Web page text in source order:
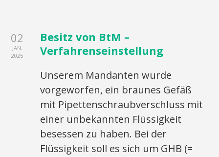
02
JAN.
2025
Besitz von BtM –
Verfahrenseinstellung
Unserem Mandanten wurde
vorgeworfen, ein braunes Gefäß
mit Pipettenschraubverschluss mit
einer unbekannten Flüssigkeit
besessen zu haben. Bei der
Flüssigkeit soll es sich um GHB (=